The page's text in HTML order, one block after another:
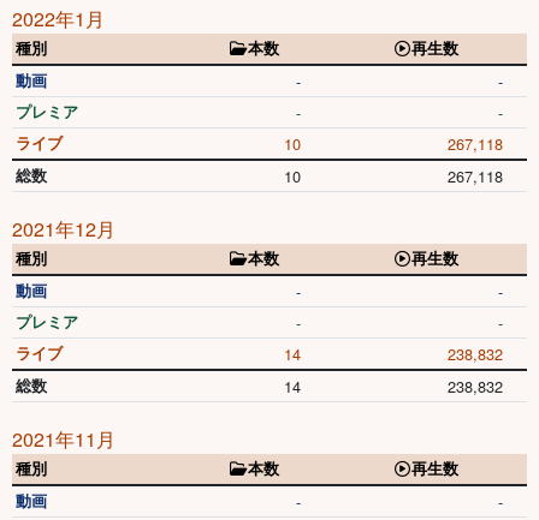
2022年1月
種別 本数
再生数
動画
- -
プレミア - -
ライブ 10 267,118
総数 10 267,118
2021年12月
種別 本数
再生数
動画
- -
プレミア - -
ライブ 14 238,832
総数 14 238,832
2021年11月
種別 本数
再生数
動画
- -